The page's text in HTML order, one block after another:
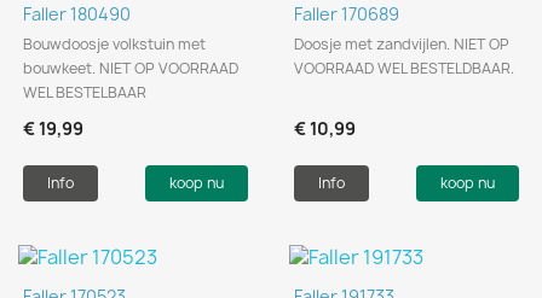
Faller 180490
Bouwdoosje volkstuin met
bouwkeet. NIET OP VOORRAAD
WEL BESTELBAAR
€ 19,99
Info koop nu
Faller 170689
Doosje met zandvijlen. NIET OP
VOORRAAD WEL BESTELDBAAR.
€ 10,99
Info koop nu